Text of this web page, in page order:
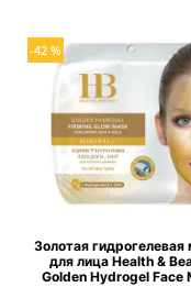
-42 %
Золотая гидрогелевая
для лица Health &
Golden Hydrogel Face